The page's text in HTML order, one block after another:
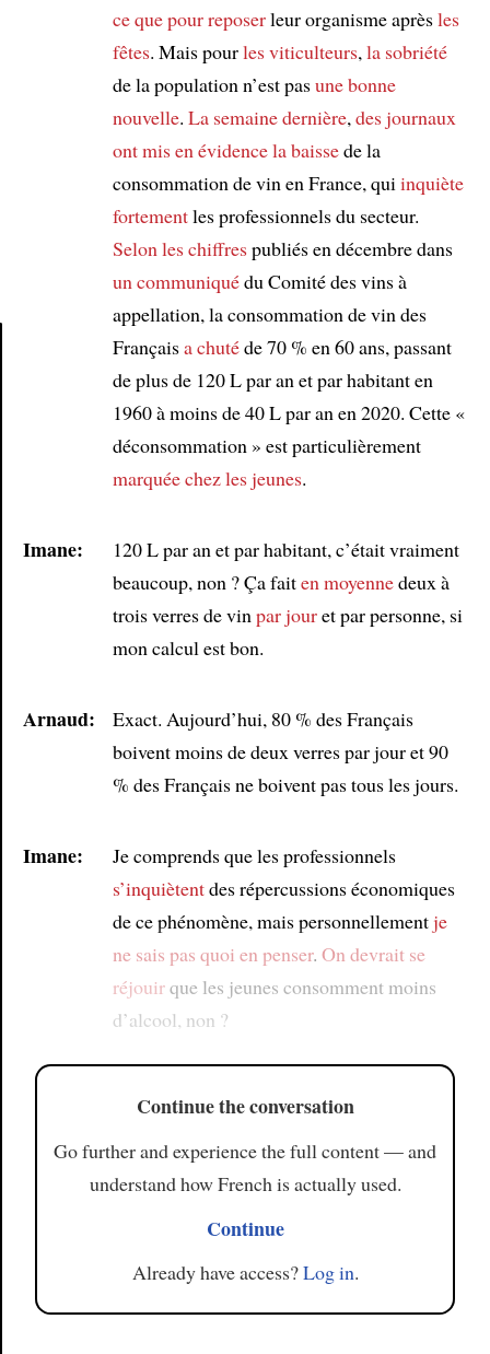
ce quepour reposerleur organisme aprèsles
fêtes. Mais pourles viticulteurs, la sobriété
de la population n’est pasune bonne
nouvelle. La semaine dernière, des journaux
ont mis en évidencela baissede la
consommation de vin en France, qui inquiète
fortementles professionnels du secteur.
Selon les chiffrespubliés en décembre dans
un communiquédu Comité des vins à
appellation, la consommation de vin des
Françaisa chutéde 70 % en 60 ans, passant
de plus de 120 L par an et par habitant en
1960 à moins de 40 L par an en 2020. Cette «
déconsommation » est particulièrement
marquéechez les jeunes.
Imane:
120 L par an et par habitant, c’était vraiment
beaucoup, non ? Ça faiten moyennedeux à
trois verres de vin par jouret par personne, si
mon calcul est bon.
Arnaud:
Exact. Aujourd’hui, 80 % des Français
boivent moins de deux verres par jour et 90
% des Français ne boivent pas tous les jours.
Imane:
Je comprends que les professionnels
s’inquiètentdes répercussions économiques
de ce phénomène, mais personnellementje
ne sais pas quoi en penser. On devrait se
réjouirque les jeunes consomment moins
d’alcool, non ?
Continue the conversation
Go further and experience the full content — and
understand how French is actually used.
Continue
Already have access?Log in.